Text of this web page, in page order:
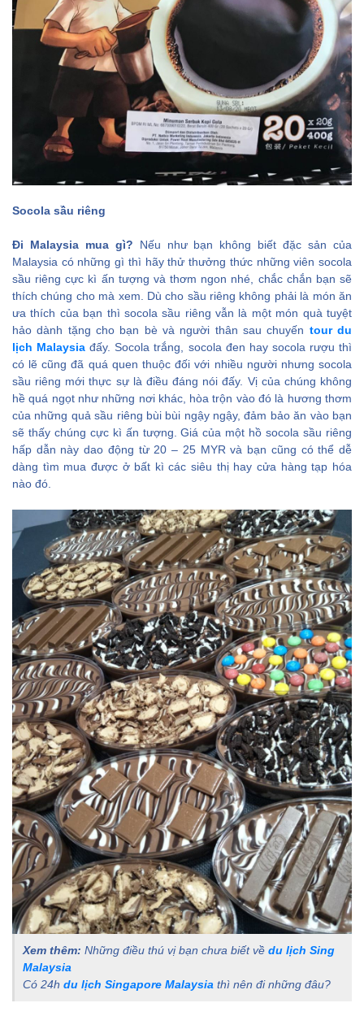
Socola sầu riêng
Đi Malaysia mua gì? Nếu như bạn không biết đặc sản của
Malaysia có những gì thì hãy thử thưởng thức những viên socola
sầu riêng cực kì ấn tượng và thơm ngon nhé, chắc chắn bạn sẽ
thích chúng cho mà xem. Dù cho sầu riêng không phải là món ăn
ưa thích của bạn thì socola sầu riêng vẫn là một món quà tuyệt
hảo dành tặng cho bạn bè và người thân sau chuyến tour du
lịch Malaysia đấy. Socola trắng, socola đen hay socola rượu thì
có lẽ cũng đã quá quen thuộc đối với nhiều người nhưng socola
sầu riêng mới thực sự là điều đáng nói đấy. Vị của chúng không
hề quá ngọt như những nơi khác, hòa trộn vào đó là hương thơm
của những quả sầu riêng bùi bùi ngậy ngậy, đảm bảo ăn vào bạn
sẽ thấy chúng cực kì ấn tượng. Giá của một hồ socola sầu riêng
hấp dẫn này dao động từ 20 – 25 MYR và bạn cũng có thể dễ
dàng tìm mua được ở bất kì các siêu thị hay cửa hàng tạp hóa
nào đó.
Xem thêm: Những điều thú vị bạn chưa biết về du lịch Sing
Malaysia
Có 24h du lịch Singapore Malaysia thì nên đi những đâu?